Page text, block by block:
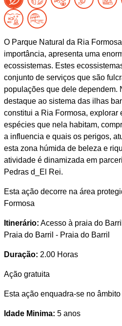
O Parque Natural da Ria
importância, apresenta uma
ecossistemas. Estes
conjunto de serviços que são
populações que dele dependem.
destaque ao sistema das ilhas
constitui a Ria Formosa, explorar
espécies que nela habitam,
a influencia e quais os perigos,
esta zona húmida de beleza e
atividade é dinamizada em
Pedras d_El Rei.
Esta ação decorre na área
Formosa
Itinerário: Acesso à praia do
Praia do Barril - Praia do Barril
Duração: 2.00 Horas
Ação gratuita
Esta ação enquadra-se no
Idade Minima: 5 anos